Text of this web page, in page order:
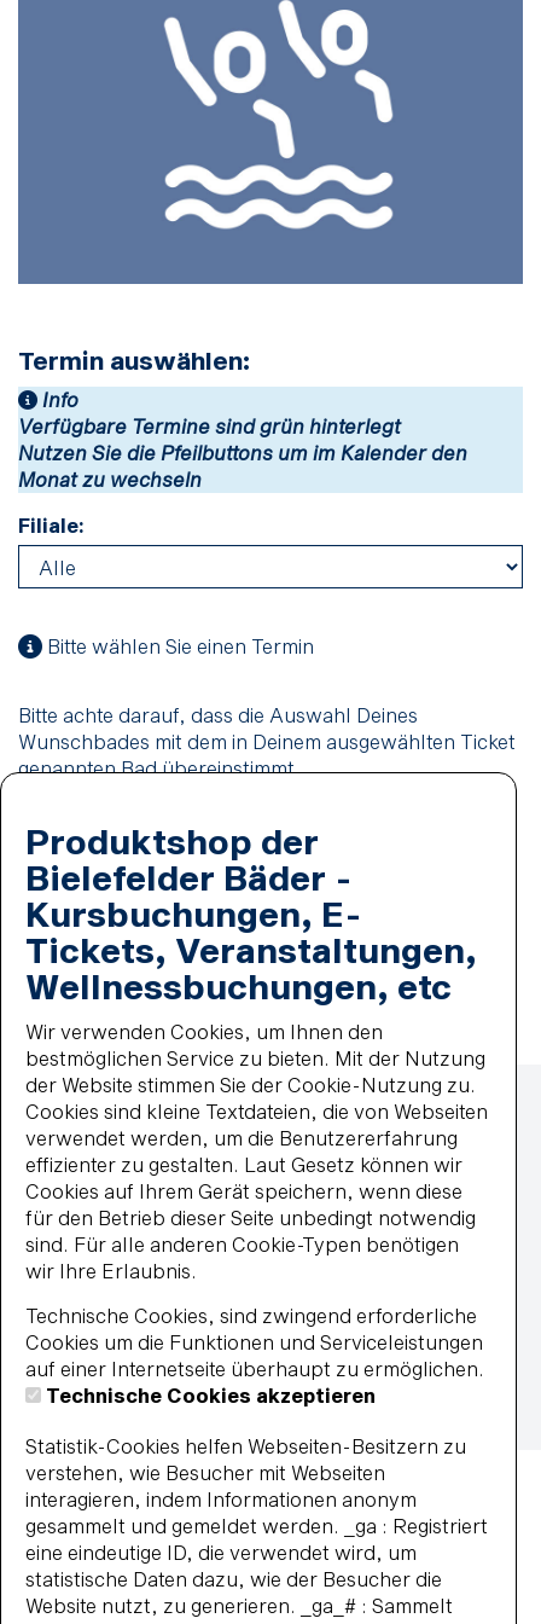
Termin auswählen:
Info
Verfügbare Termine sind grün hinterlegt
Nutzen Sie die Pfeilbuttons um im Kalender den
Monat zu wechseln
Filiale:
Bitte wählen Sie einen Termin
Bitte achte darauf, dass die Auswahl Deines
Wunschbades mit dem in Deinem ausgewählten Ticket
genannten Bad übereinstimmt.
Melden Sie sich bitte an oder registrieren Sie sich,
um buchen zu können.
anmelden / registrieren
in den Warenkorb
Zahlmethoden
Lastschrift
MasterCard
paypal
Wiederkehrende Lastschrift
Visa
Impressum
Datenschutz
Vertrag widerrufen
Barrierefreiheit
Impressum
AGB
Datenschutz
Widerrufsbelehrung
Haus- und Badeordnung
© 2026 BBF-Bielefelder Bäder und Freizeit GmbH
Produktshop der
Bielefelder Bäder -
Kursbuchungen, E-
Tickets, Veranstaltungen,
Wellnessbuchungen, etc
Wir verwenden Cookies, um Ihnen den
bestmöglichen Service zu bieten. Mit der Nutzung
der Website stimmen Sie der Cookie-Nutzung zu.
Cookies sind kleine Textdateien, die von Webseiten
verwendet werden, um die Benutzererfahrung
effizienter zu gestalten. Laut Gesetz können wir
Cookies auf Ihrem Gerät speichern, wenn diese
für den Betrieb dieser Seite unbedingt notwendig
sind. Für alle anderen Cookie-Typen benötigen
wir Ihre Erlaubnis.
Technische Cookies, sind zwingend erforderliche
Cookies um die Funktionen und Serviceleistungen
auf einer Internetseite überhaupt zu ermöglichen.
Technische Cookies akzeptieren
Statistik-Cookies helfen Webseiten-Besitzern zu
verstehen, wie Besucher mit Webseiten
interagieren, indem Informationen anonym
gesammelt und gemeldet werden. _ga : Registriert
eine eindeutige ID, die verwendet wird, um
statistische Daten dazu, wie der Besucher die
Website nutzt, zu generieren. _ga_# : Sammelt